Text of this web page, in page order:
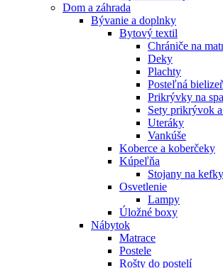
Dom a záhrada
Bývanie a doplnky
Bytový textil
Chrániče na
Deky
Plachty
Posteľná
Prikrývky na
Sety prikrývok
Uteráky
Vankúše
Koberce a koberčeky
Kúpeľňa
Stojany na kefky
Osvetlenie
Lampy
Úložné boxy
Nábytok
Matrace
Postele
Rošty do postelí